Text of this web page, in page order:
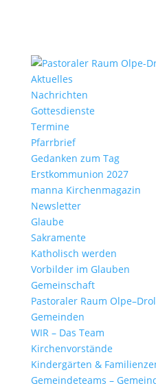
Aktu­elles
Nach­richten
Gottes­dienste
Termine
Pfarr­brief
Gedanken zum Tag
Erst­kom­mu­nion 2027
manna Kirchen­ma­gazin
News­letter
Glaube
Sakra­mente
Katho­lisch werden
Vorbilder im Glauben
Gemein­schaft
Pasto­raler Raum
Gemeinden
WIR – Das Team
Kirchen­vor­stände
Kinder­gärten &
Gemein­de­teams –